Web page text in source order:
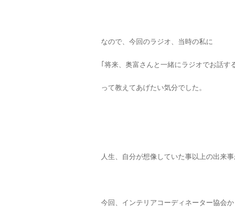
なので、今回のラジオ、当時の私に
｢将来、奥富さんと一緒にラジオでお話す
って教えてあげたい気分でした。
人生、自分が想像していた事以上の出来事
今回、インテリアコーディネーター協会